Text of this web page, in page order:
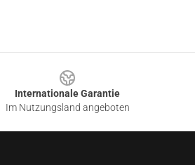
Internationale Garantie
Im Nutzungsland angeboten